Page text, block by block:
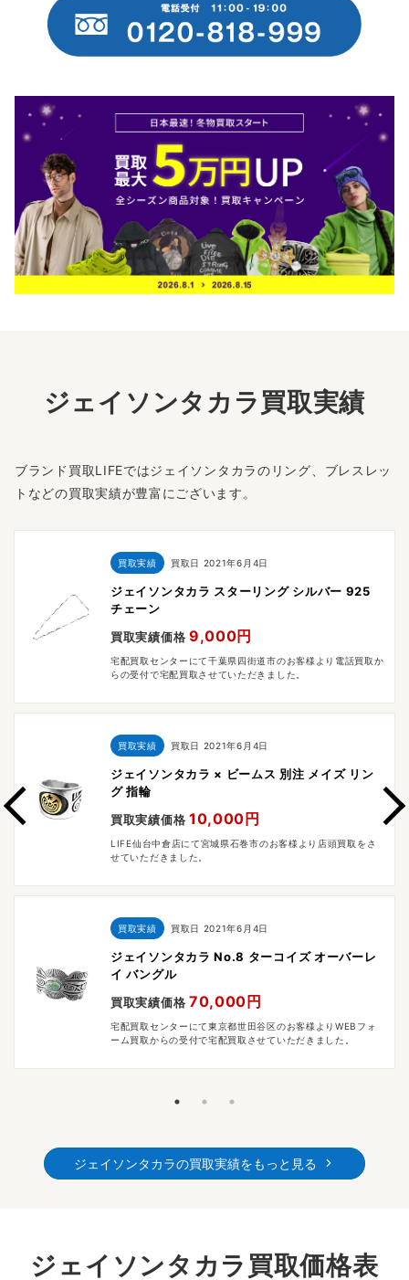
ジェイソンタカラ買取実績
ブランド買取LIFEではジェイソンタカラのリング、ブレスレッ
トなどの買取実績が豊富にございます。
買取実績 買取日 2021年6月4日
ジェイソンタカラ スターリング シルバー 925
チェーン
買取実績価格 9,000円
宅配買取センターにて千葉県四街道市のお客様より電話買取か
らの受付で宅配買取させていただきました。
買取実績 買取日 2021年6月4日
ジェイソンタカラ × ビームス 別注 メイズ リン
グ 指輪
買取実績価格 10,000円
LIFE仙台中倉店にて宮城県石巻市のお客様より店頭買取をさ
せていただきました。
買取実績 買取日 2021年6月4日
ジェイソンタカラ No.8 ターコイズ オーバーレ
イ バングル
買取実績価格 70,000円
宅配買取センターにて東京都世田谷区のお客様よりWEBフォ
ーム買取からの受付で宅配買取させていただきました。
ジェイソンタカラの買取実績をもっと見る
ジェイソンタカラ買取価格表